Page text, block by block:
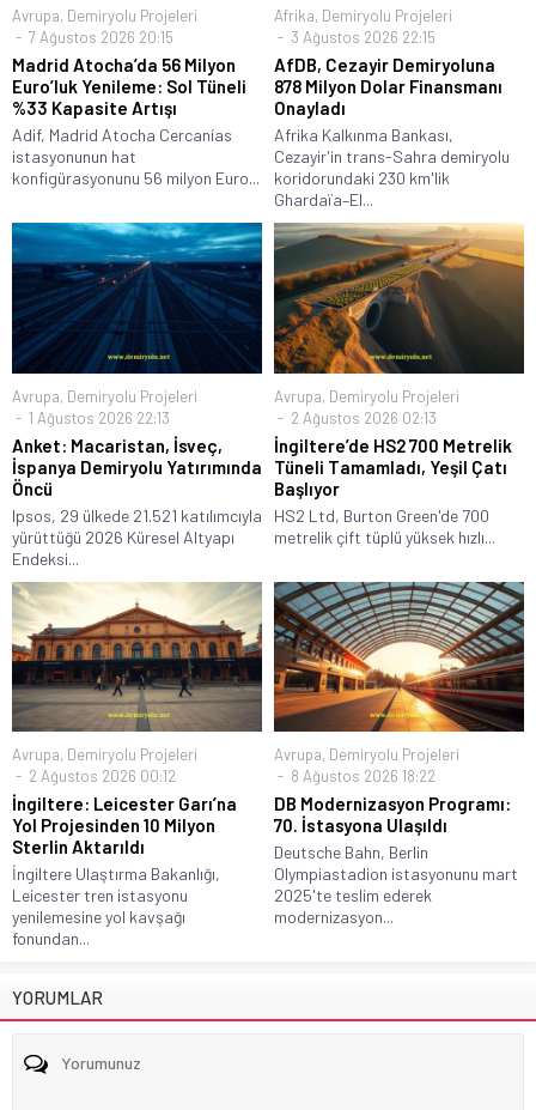
Avrupa, Demiryolu Projeleri
7 Ağustos 2026 20:15
Madrid Atocha’da 56 Milyon
Euro’luk Yenileme: Sol Tüneli
%33 Kapasite Artışı
Adif, Madrid Atocha Cercanías
istasyonunun hat
konfigürasyonunu 56 milyon Euro...
Afrika, Demiryolu Projeleri
3 Ağustos 2026 22:15
AfDB, Cezayir Demiryoluna
878 Milyon Dolar Finansmanı
Onayladı
Afrika Kalkınma Bankası,
Cezayir'in trans-Sahra demiryolu
koridorundaki 230 km'lik
Ghardaïa–El...
Avrupa, Demiryolu Projeleri
1 Ağustos 2026 22:13
Anket: Macaristan, İsveç,
İspanya Demiryolu Yatırımında
Öncü
Ipsos, 29 ülkede 21.521 katılımcıyla
yürüttüğü 2026 Küresel Altyapı
Endeksi...
Avrupa, Demiryolu Projeleri
2 Ağustos 2026 02:13
İngiltere’de HS2 700 Metrelik
Tüneli Tamamladı, Yeşil Çatı
Başlıyor
HS2 Ltd, Burton Green'de 700
metrelik çift tüplü yüksek hızlı...
Avrupa, Demiryolu Projeleri
2 Ağustos 2026 00:12
İngiltere: Leicester Garı’na
Yol Projesinden 10 Milyon
Sterlin Aktarıldı
İngiltere Ulaştırma Bakanlığı,
Leicester tren istasyonu
yenilemesine yol kavşağı
fonundan...
Avrupa, Demiryolu Projeleri
8 Ağustos 2026 18:22
DB Modernizasyon Programı:
70. İstasyona Ulaşıldı
Deutsche Bahn, Berlin
Olympiastadion istasyonunu mart
2025'te teslim ederek
modernizasyon...
YORUMLAR